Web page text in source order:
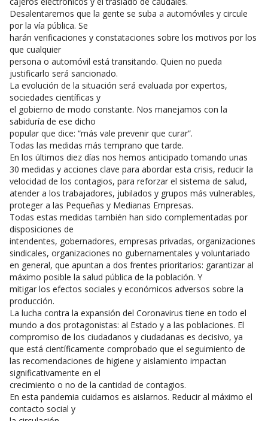
Desalentaremos que la gente se suba a automóviles y circule
por la vía pública. Se
harán verificaciones y constataciones sobre los motivos por los
que cualquier
persona o automóvil está transitando. Quien no pueda
justificarlo será sancionado.
La evolución de la situación será evaluada por expertos,
sociedades científicas y
el gobierno de modo constante. Nos manejamos con la
sabiduría de ese dicho
popular que dice: “más vale prevenir que curar”.
Todas las medidas más temprano que tarde.
En los últimos diez días nos hemos anticipado tomando unas
30 medidas y acciones clave para abordar esta crisis, reducir la
velocidad de los contagios, para reforzar el sistema de salud,
atender a los trabajadores, jubilados y grupos más vulnerables,
proteger a las Pequeñas y Medianas Empresas.
Todas estas medidas también han sido complementadas por
disposiciones de
intendentes, gobernadores, empresas privadas, organizaciones
sindicales, organizaciones no gubernamentales y voluntariado
en general, que apuntan a dos frentes prioritarios: garantizar al
máximo posible la salud pública de la población. Y
mitigar los efectos sociales y económicos adversos sobre la
producción.
La lucha contra la expansión del Coronavirus tiene en todo el
mundo a dos protagonistas: al Estado y a las poblaciones. El
compromiso de los ciudadanos y ciudadanas es decisivo, ya
que está científicamente comprobado que el seguimiento de
las recomendaciones de higiene y aislamiento impactan
significativamente en el
crecimiento o no de la cantidad de contagios.
En esta pandemia cuidarnos es aislarnos. Reducir al máximo el
contacto social y